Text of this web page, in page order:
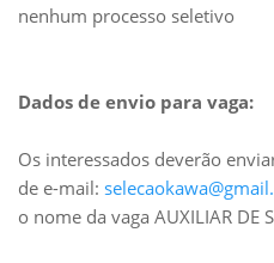
nenhum processo seletivo
Dados de envio para vaga:
Os interessados deverão
de e-mail:
o nome da vaga AUXILIAR DE